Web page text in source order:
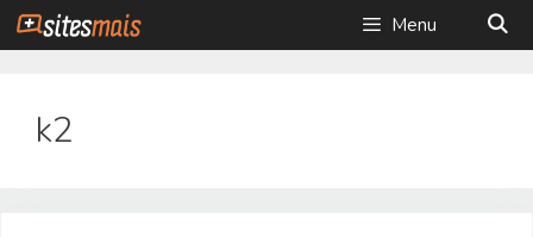
Saltar
para
Menu
k2